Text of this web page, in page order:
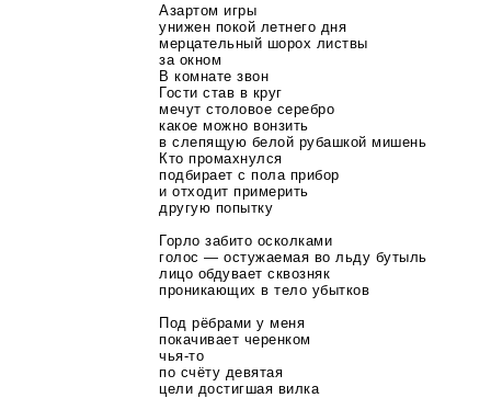
Азартом игры
унижен покой летнего дня
мерцательный шорох листвы
за окном
В комнате звон
Гости став в круг
мечут столовое серебро
какое можно вонзить
в слепящую белой рубашкой мишень
Кто промахнулся
подбирает с пола прибор
и отходит примерить
другую попытку
Горло забито осколками
голос — остужаемая во льду бутыль
лицо обдувает сквозняк
проникающих в тело убытков
Под рёбрами у меня
покачивает черенком
чья-то
по счёту девятая
цели достигшая вилка